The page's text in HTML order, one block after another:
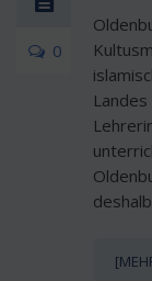
0
deshalb